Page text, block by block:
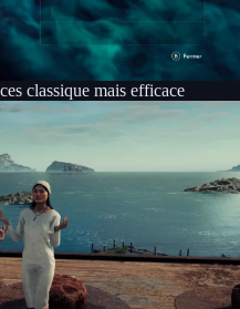
classique mais efficace